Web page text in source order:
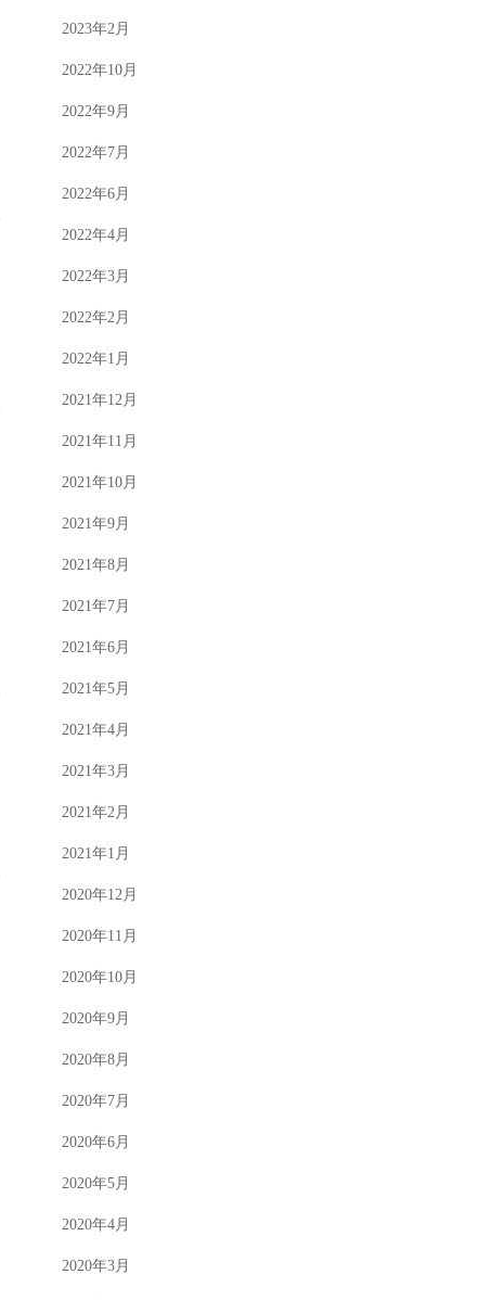
2023年2月
2022年10月
2022年9月
2022年7月
2022年6月
2022年4月
2022年3月
2022年2月
2022年1月
2021年12月
2021年11月
2021年10月
2021年9月
2021年8月
2021年7月
2021年6月
2021年5月
2021年4月
2021年3月
2021年2月
2021年1月
2020年12月
2020年11月
2020年10月
2020年9月
2020年8月
2020年7月
2020年6月
2020年5月
2020年4月
2020年3月